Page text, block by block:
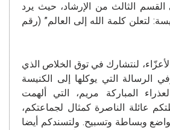
الثالث من الإرشاد، حيث يرد
لتعلن كلمة الله إلى العالم” (رقم
لنتشارك في توق الخلاص الذي
الرسالة التي يوكلها إلى الكنيسة
المباركة مريم، التي ألهمت
عائلة الناصرة كمثال لجماعتكم،
وبساطة وتسبيح. ولتسندكم أيضا